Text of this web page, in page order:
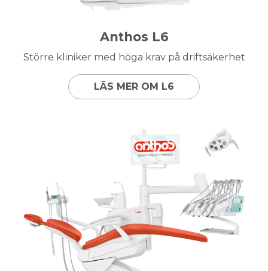
Anthos L6
Större kliniker med höga krav på driftsäkerhet
LÄS MER OM L6